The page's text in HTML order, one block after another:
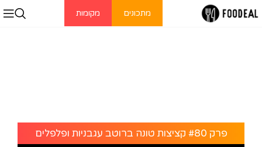
מתכונים מקומות
פרק #80 קציצות טונה ברוטב עגבניות ופלפלים